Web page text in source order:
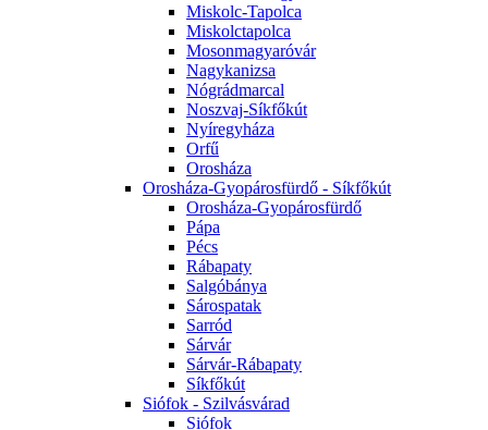
Miskolc-Tapolca
Miskolctapolca
Mosonmagyaróvár
Nagykanizsa
Nógrádmarcal
Noszvaj-Síkfőkút
Nyíregyháza
Orfű
Orosháza
Orosháza-Gyopárosfürdő - Síkfőkút
Orosháza-Gyopárosfürdő
Pápa
Pécs
Rábapaty
Salgóbánya
Sárospatak
Sarród
Sárvár
Sárvár-Rábapaty
Síkfőkút
Siófok - Szilvásvárad
Siófok